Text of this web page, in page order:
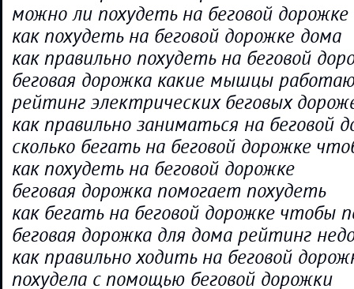
можно ли похудеть на беговой дорожке
как похудеть на беговой дорожке дома
как правильно похудеть на беговой
беговая дорожка какие мышцы
рейтинг электрических беговых
как правильно заниматься на беговой
сколько бегать на беговой дорожке
как похудеть на беговой дорожке
беговая дорожка помогает похудеть
как бегать на беговой дорожке чтобы
беговая дорожка для дома рейтинг
как правильно ходить на беговой
похудела с помощью беговой дорожки